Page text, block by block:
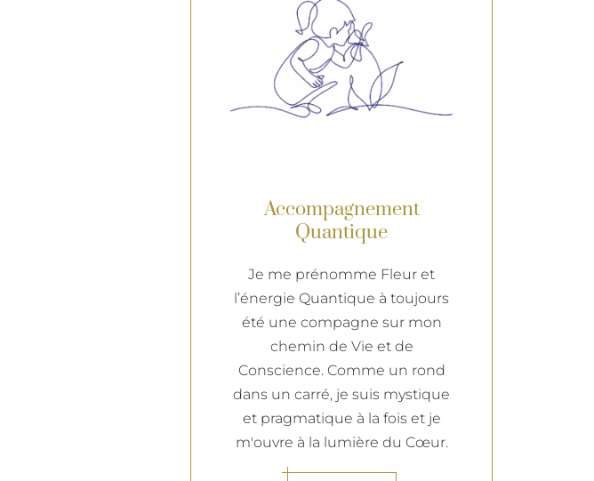
Accompagnement
Quantique
Je me prénomme Fleur et
l’énergie Quantique à toujours
été une compagne sur mon
chemin de Vie et de
Conscience. Comme un rond
dans un carré, je suis mystique
et pragmatique à la fois et je
m'ouvre à la lumière du Cœur.